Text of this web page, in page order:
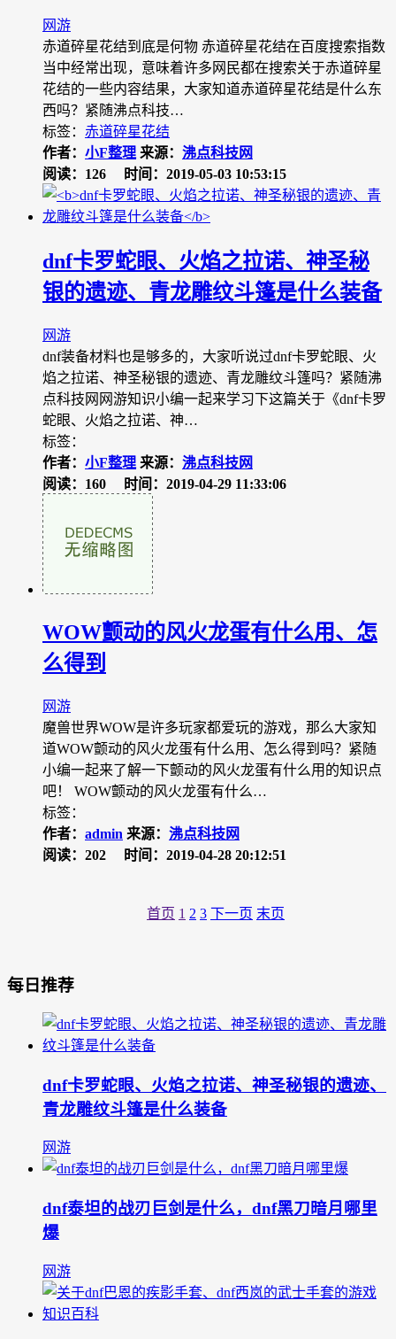
网游
赤道碎星花结到底是何物 赤道碎星花结在百度搜索指数
当中经常出现，意味着许多网民都在搜索关于赤道碎星
花结的一些内容结果，大家知道赤道碎星花结是什么东
西吗？紧随沸点科技…
标签： 赤道碎星花结
作者： 小F整理 来源： 沸点科技网
阅读：126
时间：2019-05-03 10:53:15
dnf卡罗蛇眼、火焰之拉诺、神圣秘
银的遗迹、青龙雕纹斗篷是什么装备
网游
dnf装备材料也是够多的，大家听说过dnf卡罗蛇眼、火
焰之拉诺、神圣秘银的遗迹、青龙雕纹斗篷吗？紧随沸
点科技网网游知识小编一起来学习下这篇关于《dnf卡罗
蛇眼、火焰之拉诺、神…
标签：
作者： 小F整理 来源： 沸点科技网
阅读：160
时间：2019-04-29 11:33:06
WOW颤动的风火龙蛋有什么用、怎
么得到
网游
魔兽世界WOW是许多玩家都爱玩的游戏，那么大家知
道WOW颤动的风火龙蛋有什么用、怎么得到吗？紧随
小编一起来了解一下颤动的风火龙蛋有什么用的知识点
吧！ WOW颤动的风火龙蛋有什么…
标签：
作者： admin 来源： 沸点科技网
阅读：202
时间：2019-04-28 20:12:51
首页 1 2 3 下一页 末页
每日推荐
dnf卡罗蛇眼、火焰之拉诺、神圣秘银的遗迹、
青龙雕纹斗篷是什么装备
网游
dnf泰坦的战刃巨剑是什么，dnf黑刀暗月哪里
爆
网游